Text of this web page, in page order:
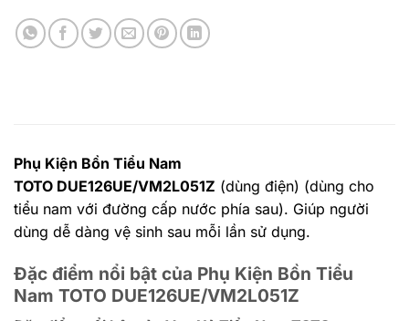
Phụ Kiện Bồn Tiểu Nam
TOTO DUE126UE/VM2L051Z (dùng điện) (dùng cho
tiểu nam với đường cấp nước phía sau). Giúp người
dùng dễ dàng vệ sinh sau mỗi lần sử dụng.
Đặc điểm nổi bật của Phụ Kiện Bồn Tiểu
Nam TOTO DUE126UE/VM2L051Z